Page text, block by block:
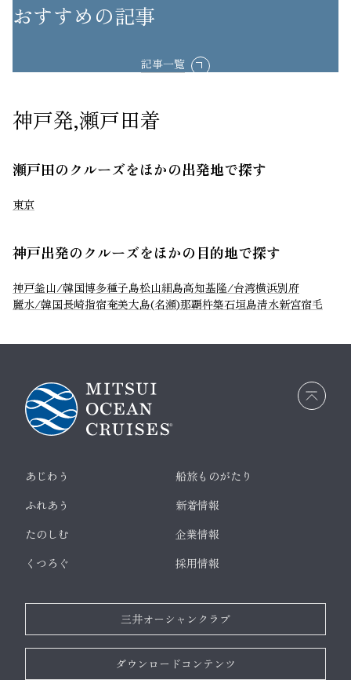
おすすめの記事
記事一覧
神戸発,瀬戸田着
瀬戸田のクルーズをほかの出発地で探す
東京
神戸出発のクルーズをほかの目的地で探す
神戸釜山/韓国博多種子島松山細島高知基隆/台湾横浜別府
麗水/韓国長崎指宿奄美大島(名瀬)那覇杵築石垣島清水新宮宿毛
画面
最上
あじわう
ふれあう
たのしむ
くつろぐ
船旅ものがたり
新着情報
企業情報
採用情報
三井オーシャンクラブ
ダウンロードコンテンツ